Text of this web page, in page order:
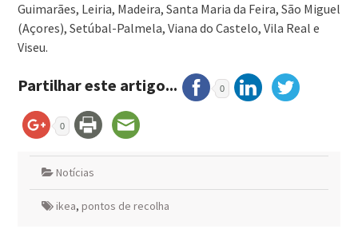
Guimarães, Leiria, Madeira, Santa Maria da Feira, São Miguel
(Açores), Setúbal-Palmela, Viana do Castelo, Vila Real e
Viseu.
Partilhar este artigo... 0
0
Notícias
ikea, pontos de recolha